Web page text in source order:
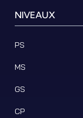
NIVEAUX
PS
MS
GS
CP